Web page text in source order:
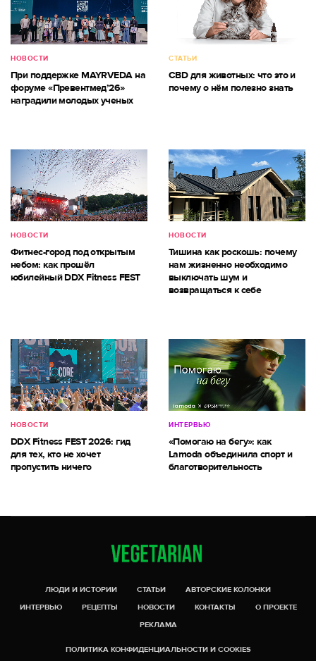
НОВОСТИ
При поддержке MAYRVEDA на
форуме «Превентмед’26»
наградили молодых ученых
СТАТЬИ
CBD для животных: что это и
почему о нём полезно знать
НОВОСТИ
Фитнес-город под открытым
небом: как прошёл
юбилейный DDX Fitness FEST
НОВОСТИ
Тишина как роскошь: почему
нам жизненно необходимо
выключать шум и
возвращаться к себе
НОВОСТИ
DDX Fitness FEST 2026: гид
для тех, кто не хочет
пропустить ничего
ИНТЕРВЬЮ
«Помогаю на бегу»: как
Lamoda объединила спорт и
благотворительность
ЛЮДИ И ИСТОРИИ СТАТЬИ
АВТОРСКИЕ КОЛОНКИ
ИНТЕРВЬЮ
РЕЦЕПТЫ НОВОСТИ КОНТАКТЫ
О ПРОЕКТЕ
РЕКЛАМА
ПОЛИТИКА КОНФИДЕНЦИАЛЬНОСТИ И COOKIES